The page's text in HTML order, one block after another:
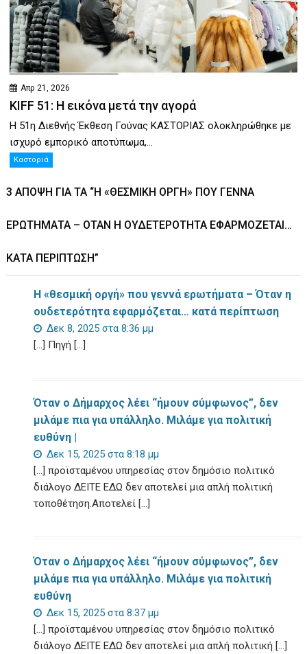
Απρ 21, 2026
KIFF 51: Η εικόνα μετά την αγορά
Η 51η Διεθνής Έκθεση Γούνας ΚΑΣΤΟΡΙΑΣ ολοκληρώθηκε με
ισχυρό εμπορικό αποτύπωμα,...
Καστοριά
3 ΆΠΟΨΗ ΓΙΑ ΤΑ “Η «ΘΕΣΜΙΚΉ ΟΡΓΉ» ΠΟΥ ΓΕΝΝΆ
ΕΡΩΤΉΜΑΤΑ – ΌΤΑΝ Η ΟΥΔΕΤΕΡΌΤΗΤΑ ΕΦΑΡΜΌΖΕΤΑΙ…
ΚΑΤΆ ΠΕΡΊΠΤΩΣΗ”
Η «θεσμική οργή» που γεννά ερωτήματα – Όταν η
ουδετερότητα εφαρμόζεται… κατά περίπτωση
Δεκ 8, 2025 στα 8:36 μμ
[…] Πηγή […]
Όταν ο Δήμαρχος λέει “ήμουν σύμφωνος”, δεν
μιλάμε πια για υπάλληλο. Μιλάμε για πολιτική
ευθύνη |
Δεκ 15, 2025 στα 8:18 μμ
[…] προϊσταμένου υπηρεσίας στον δημόσιο πολιτικό
διάλογο ΔΕΙΤΕ ΕΔΩ δεν αποτελεί μια απλή πολιτική
τοποθέτηση.Αποτελεί […]
Όταν ο Δήμαρχος λέει “ήμουν σύμφωνος”, δεν
μιλάμε πια για υπάλληλο. Μιλάμε για πολιτική
ευθύνη
Δεκ 15, 2025 στα 8:37 μμ
[…] προϊσταμένου υπηρεσίας στον δημόσιο πολιτικό
διάλογο ΔΕΙΤΕ ΕΔΩ δεν αποτελεί μια απλή πολιτική […]